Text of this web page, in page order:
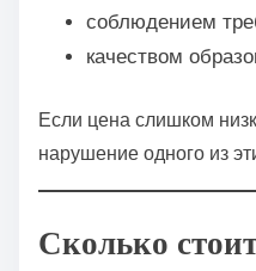
соблюдением
качеством
Если цена слишком
нарушение одного из
Сколько